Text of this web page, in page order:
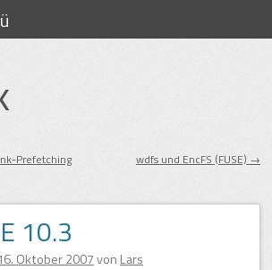
Prefetching wdfs und EncFS (FUSE) →
10.3
Oktober 2007von Lars